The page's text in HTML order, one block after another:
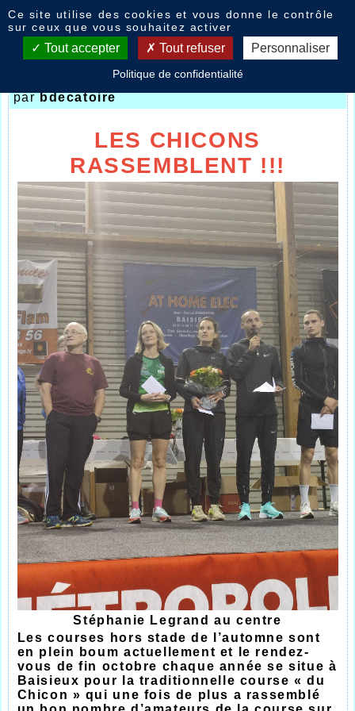
Nouvelles
Course du chicon 2022
parbdecatoire
LES CHICONS
RASSEMBLENT !!!
Stéphanie Legrand au centre
Les courses hors stade de l’automne sont
en plein boum actuellement et le rendez-
vous de fin octobre chaque année se situe à
Baisieux pour la traditionnelle course « du
Chicon » qui une fois de plus a rassemblé
Ce site utilise des cookies et vous donne le contrôle
sur ceux que vous souhaitez activer
Tout accepter Tout refuser Personnaliser
Politique de confidentialité